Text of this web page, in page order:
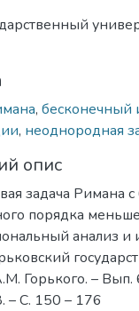
, бесконечный
, неоднородная
опис
задача Римана
порядка
анализ и
Горького. – Вып.
– С. 150 – 176